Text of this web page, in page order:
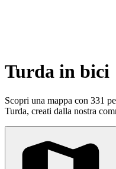
Turda in bici
Scopri una mappa con 331
Turda, creati dalla nostra